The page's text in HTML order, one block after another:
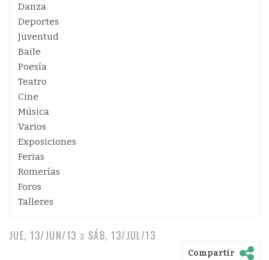
Danza
Deportes
Juventud
Baile
Poesía
Teatro
Cine
Música
Varios
Exposiciones
Ferias
Romerías
Foros
Talleres
JUE, 13/JUN/13 a SÁB, 13/JUL/13
Compartir